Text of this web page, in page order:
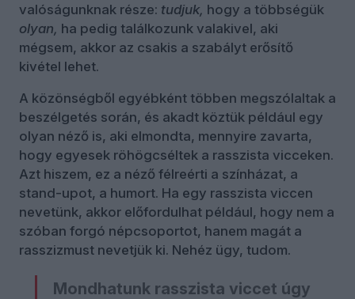
valóságunknak része: tudjuk, hogy a többségük
olyan, ha pedig találkozunk valakivel, aki
mégsem, akkor az csakis a szabályt erősítő
kivétel lehet.
A közönségből egyébként többen megszólaltak a
beszélgetés során, és akadt köztük például egy
olyan néző is, aki elmondta, mennyire zavarta,
hogy egyesek röhögcséltek a rasszista vicceken.
Azt hiszem, ez a néző félreérti a színházat, a
stand-upot, a humort. Ha egy rasszista viccen
nevetünk, akkor előfordulhat például, hogy nem a
szóban forgó népcsoportot, hanem magát a
rasszizmust nevetjük ki. Nehéz ügy, tudom.
Mondhatunk rasszista viccet úgy